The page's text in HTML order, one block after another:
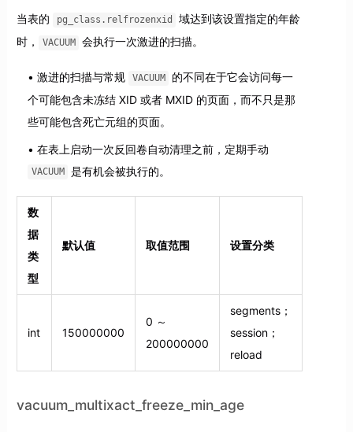
当表的 pg_class.relfrozenxid
域达到该设置指定的年龄
时，
VACUUM 会执行一次激进的扫描。
激进的扫描与常规 VACUUM
的不同在于它会访问每一
个可能包含未冻结 XID 或者 MXID 的页面，而不只是那
些可能包含死亡元组的页面。
在表上启动一次反回卷自动清理之前，定期手动
VACUUM 是有机会被执行的。
数
据
类
型
默认值 取值范围 设置分类
int 150000000
0 ～
200000000
segments；
session；
reload
vacuum_multixact_freeze_min_age